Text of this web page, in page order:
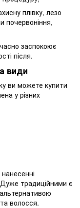
плівку, лезо
почервоніння,
заспокоює
після.
види
ви можете купити
у різних
традиційними є
волосся.